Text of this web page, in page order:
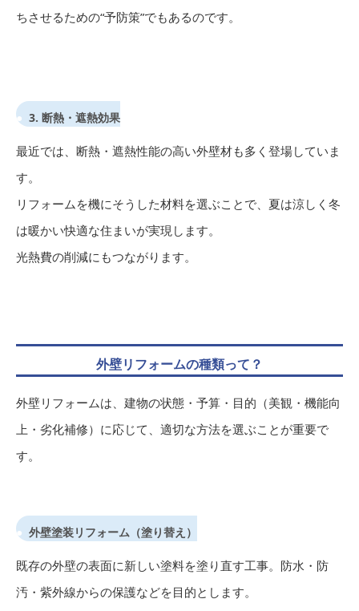
ちさせるための“予防策”でもあるのです。
3. 断熱・遮熱効果
最近では、断熱・遮熱性能の高い外壁材も多く登場していま
す。
リフォームを機にそうした材料を選ぶことで、夏は涼しく冬
は暖かい快適な住まいが実現します。
光熱費の削減にもつながります。
外壁リフォームの種類って？
外壁リフォームは、建物の状態・予算・目的（美観・機能向
上・劣化補修）に応じて、適切な方法を選ぶことが重要で
す。
外壁塗装リフォーム（塗り替え）
既存の外壁の表面に新しい塗料を塗り直す工事。防水・防
汚・紫外線からの保護などを目的とします。